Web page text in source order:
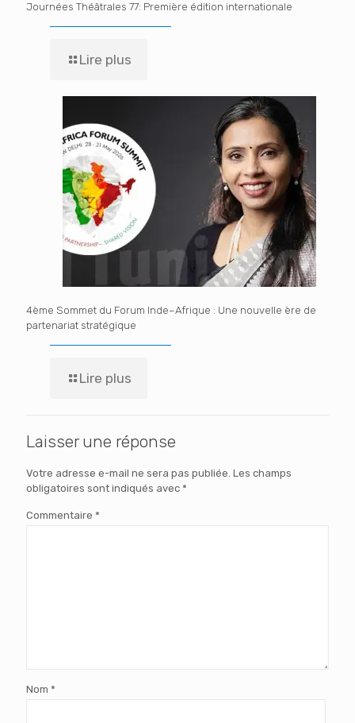
Journées Théâtrales 77: Première édition internationale
Lire plus
4ème Sommet du Forum Inde–Afrique : Une nouvelle ère de
partenariat stratégique
Lire plus
Laisser une réponse
Votre adresse e-mail ne sera pas publiée. Les champs
obligatoires sont indiqués avec *
Commentaire *
Nom *